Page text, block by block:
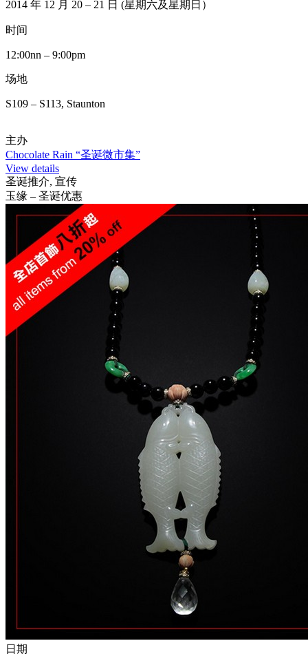
2014 年 12 月 20 – 21 日 (星期六及星期日）
时间
12:00nn – 9:00pm
场地
S109 – S113, Staunton
主办
Chocolate Rain “圣诞微市集”
View details
圣诞推介, 宣传
玉缘 – 圣诞优惠
日期